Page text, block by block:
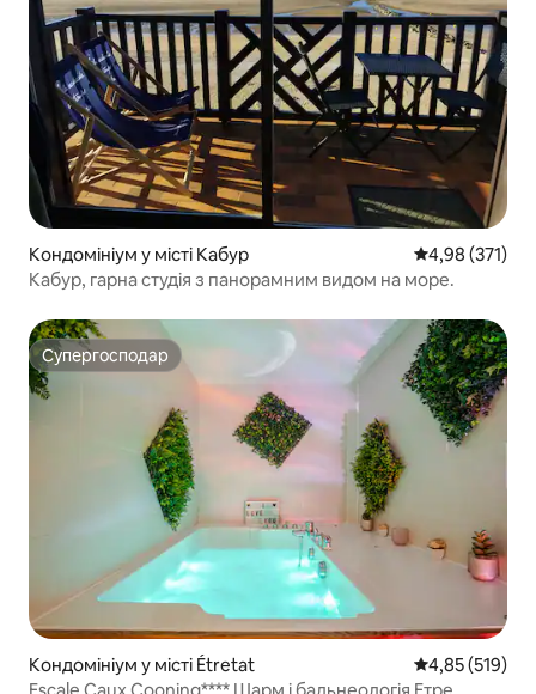
Кондомініум у місті Кабур Середня
4,98 (371)
Кабур, гарна студія з панорамним видом на море.
Супергосподар
Супергосподар
Кондомініум у місті Étretat Середня
4,85 (519)